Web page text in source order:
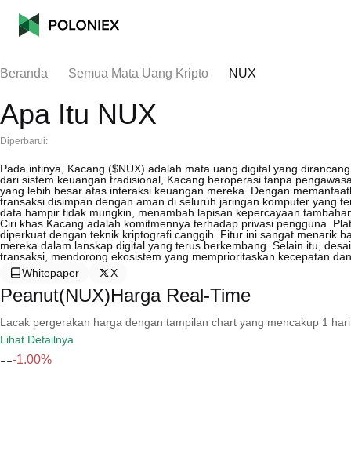
Beranda Semua Mata Uang Kripto NUX
Apa Itu NUX
Diperbarui:
Pada intinya, Kacang ($NUX) adalah mata uang digital yang
dari sistem keuangan tradisional, Kacang beroperasi tanpa
yang lebih besar atas interaksi keuangan mereka. Dengan
transaksi disimpan dengan aman di seluruh jaringan komputer yang
data hampir tidak mungkin, menambah lapisan kepercayaan
Ciri khas Kacang adalah komitmennya terhadap privasi pengguna.
diperkuat dengan teknik kriptografi canggih. Fitur ini sangat menarik
mereka dalam lanskap digital yang terus berkembang. Selain itu,
transaksi, mendorong ekosistem yang memprioritaskan kecepatan
Whitepaper
X
Peanut(NUX)Harga Real-Time
Lacak pergerakan harga dengan tampilan chart yang mencakup 1
Lihat Detailnya
---1.00%